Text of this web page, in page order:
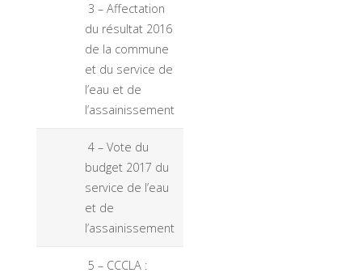
3 – Affectation
du résultat 2016
de la commune
et du service de
l’eau et de
l’assainissement
4 – Vote du
budget 2017 du
service de l’eau
et de
l’assainissement
5 – CCCLA :